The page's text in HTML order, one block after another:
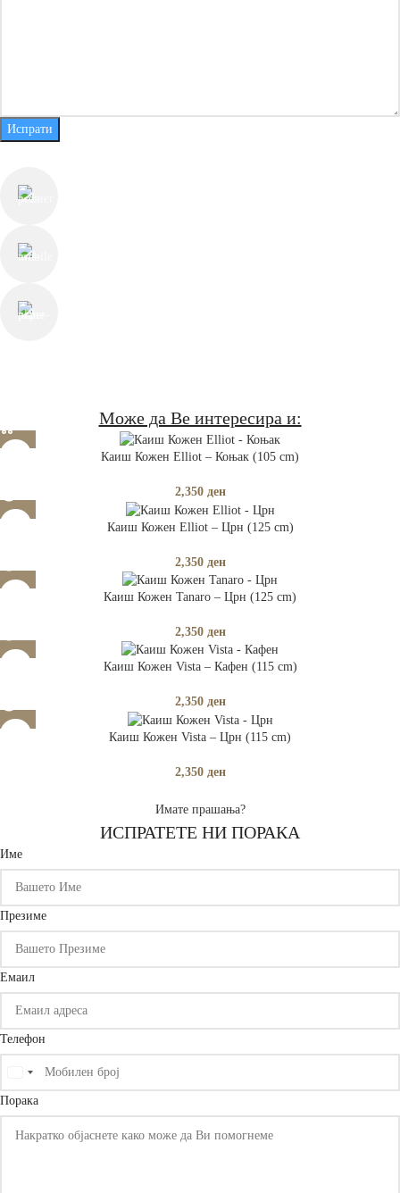
Испрати
Може да Ве интересира и:
Каиш Кожен Elliot – Коњак (105 cm)
2,350 ден
Каиш Кожен Elliot – Црн (125 cm)
2,350 ден
Каиш Кожен Tanaro – Црн (125 cm)
2,350 ден
Каиш Кожен Vista – Кафен (115 cm)
2,350 ден
Каиш Кожен Vista – Црн (115 cm)
2,350 ден
Имате прашања?
ИСПРАТЕТЕ НИ ПОРАКА
Име
Презиме
Емаил
Телефон
United
States
+1
Порака